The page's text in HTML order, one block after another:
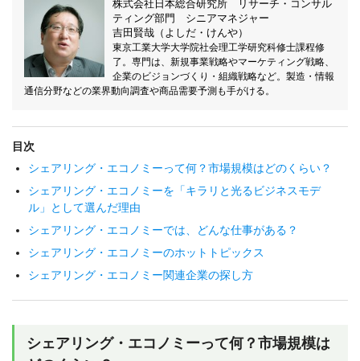
株式会社日本総合研究所 リサーチ・コンサル
ティング部門 シニアマネジャー
吉田賢哉（よしだ・けんや）
東京工業大学大学院社会理工学研究科修士課程修
了。専門は、新規事業戦略やマーケティング戦略、
企業のビジョンづくり・組織戦略など。製造・情報
通信分野などの業界動向調査や商品需要予測も手がける。
目次
シェアリング・エコノミーって何？市場規模はどのくらい？
シェアリング・エコノミーを「キラリと光るビジネスモデ
ル」として選んだ理由
シェアリング・エコノミーでは、どんな仕事がある？
シェアリング・エコノミーのホットトピックス
シェアリング・エコノミー関連企業の探し方
シェアリング・エコノミーって何？市場規模は